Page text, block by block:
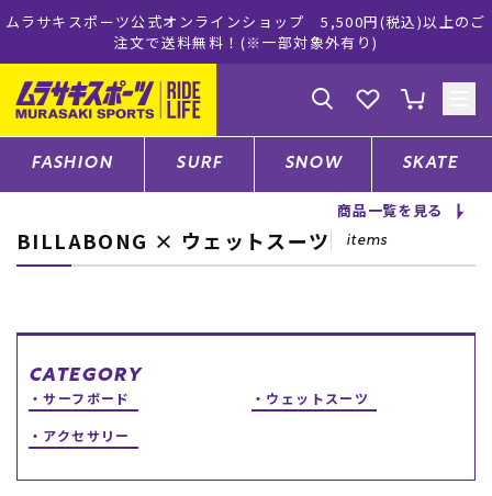
ムラサキスポーツ公式オンラインショップ 5,500円(税込)以上のご
注文で送料無料！(※一部対象外有り)
ゲスト様
ログイン 会員登録
店舗一覧
CATEGORY
ファッションTOP
FASHION SURF SNOW SKATE
商品一覧を見る
BILLABONG × ウェットスーツ items
CATEGORY
サーフボード
ウェットスーツ
アクセサリー